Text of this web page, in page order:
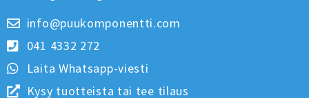
info@puukomponentti.com
041 4332 272
Laita Whatsapp-viesti
Kysy tuotteista tai tee tilaus